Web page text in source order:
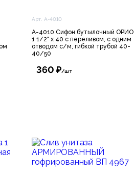
Арт. А-4010
А-4010 Сифон бутылочный ОРИО
1 1/2" х 40 с переливом, с одним
отводом с/м, гибкой трубой 40-
40/50
360 ₽/шт